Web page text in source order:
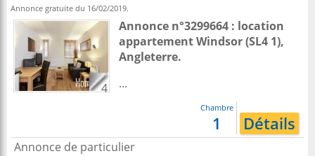
Annonce gratuite du 16/02/2019.
4
Annonce n°3299664 : location
appartementWindsor(SL4 1),
Angleterre.
...
Chambre
1 Détails
Annonce de particulier